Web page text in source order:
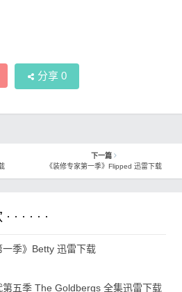
分享 0
下一篇
《装修专家第一季》Flipped 迅雷下载
· · · · ·
一季》Betty 迅雷下载
第五季 The Goldbergs 全集迅雷下载